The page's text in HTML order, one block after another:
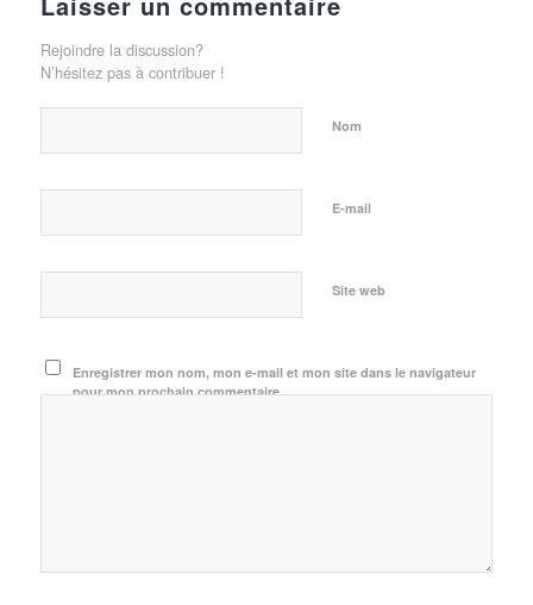
Rejoindre la discussion?
N’hésitez pas à contribuer !
Nom
E-mail
Site web
Enregistrer mon nom, mon e-mail et mon site dans le navigateur
pour mon prochain commentaire.